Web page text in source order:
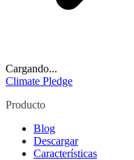
Cargando...
Climate Pledge
Producto
Blog
Descargar
Características